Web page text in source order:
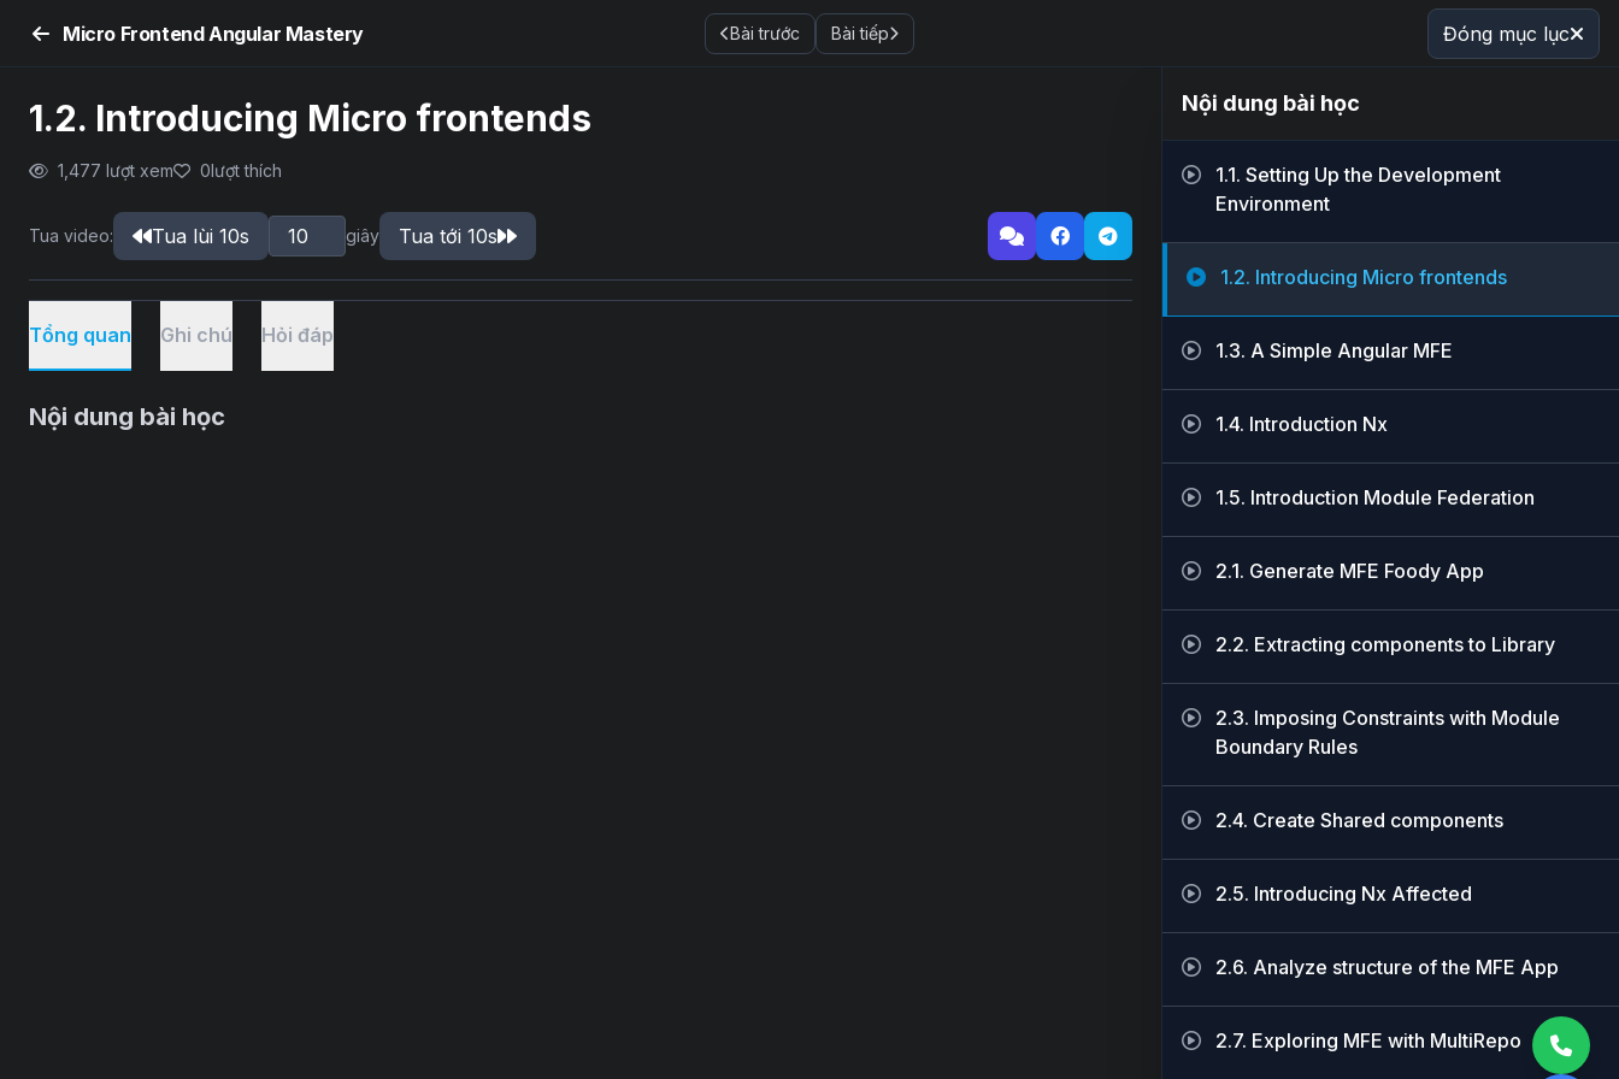
Micro Frontend Angular Mastery Bài trước Bài tiếp Đóng mục lục
00:00 12:04
1.2. Introducing Micro frontends
1,477 lượt xem 0lượt thích
Tua video: Tua lùi 10s giây Tua tới 10s
Tổng quan Ghi chú Hỏi đáp
Nội dung bài học
Nội dung bài học
1.1. Setting Up the Development
Environment
1.2. Introducing Micro frontends
1.3. A Simple Angular MFE
1.4. Introduction Nx
1.5. Introduction Module Federation
2.1. Generate MFE Foody App
2.2. Extracting components to Library
2.3. Imposing Constraints with Module
Boundary Rules
2.4. Create Shared components
2.5. Introducing Nx Affected
2.6. Analyze structure of the MFE App
2.7. Exploring MFE with MultiRepo